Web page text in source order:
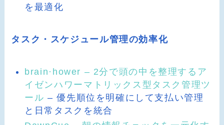
を最適化
タスク・スケジュール管理の効率化
brain·hower – 2分で頭の中を整理するア
イゼンハワーマトリックス型タスク管理ツ
ール – 優先順位を明確にして支払い管理
と日常タスクを統合